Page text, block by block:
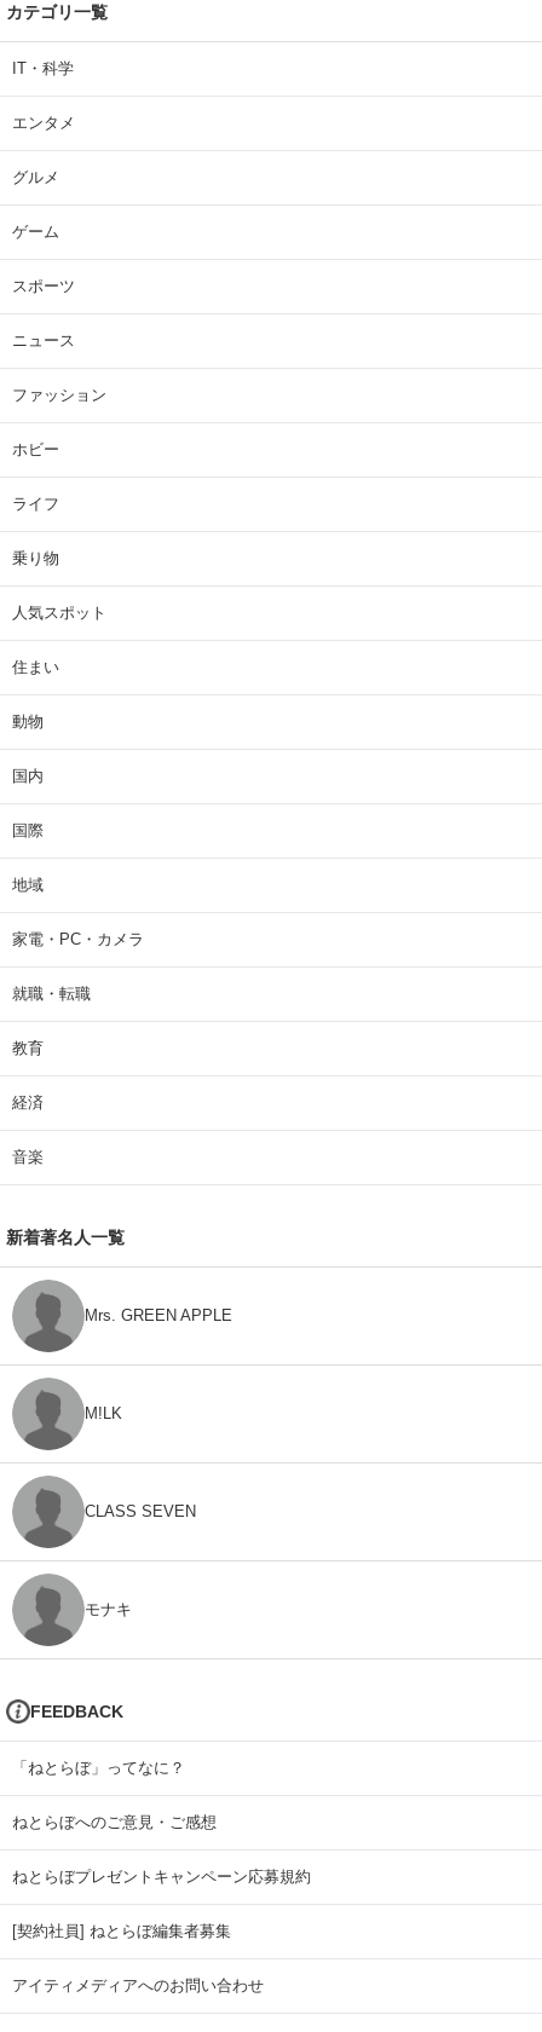
カテゴリ一覧
IT・科学
エンタメ
グルメ
ゲーム
スポーツ
ニュース
ファッション
ホビー
ライフ
乗り物
人気スポット
住まい
動物
国内
国際
地域
家電・PC・カメラ
就職・転職
教育
経済
音楽
新着著名人一覧
Mrs. GREEN APPLE
M!LK
CLASS SEVEN
モナキ
FEEDBACK
「ねとらぼ」ってなに？
ねとらぼへのご意見・ご感想
ねとらぼプレゼントキャンペーン応募規約
[契約社員] ねとらぼ編集者募集
アイティメディアへのお問い合わせ